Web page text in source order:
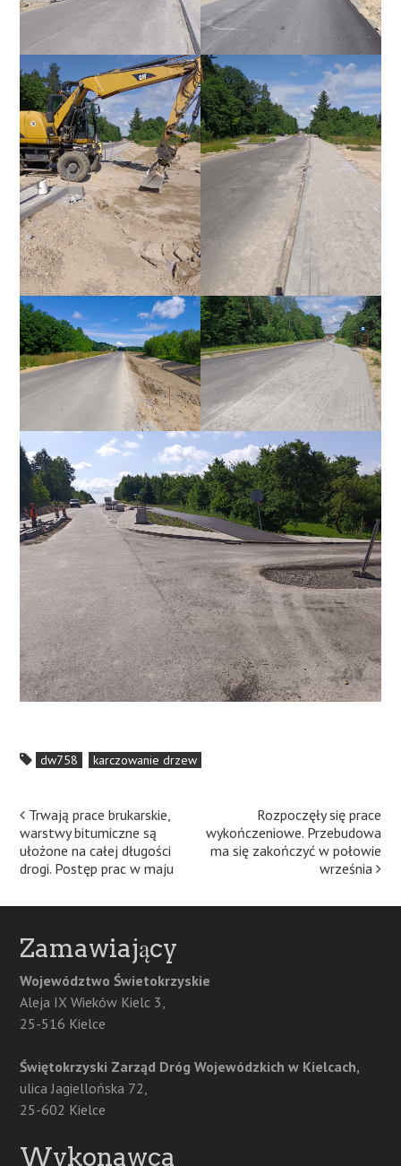
dw758 karczowanie drzew
Post
navigation
Trwają prace brukarskie,
warstwy bitumiczne są
ułożone na całej długości
drogi. Postęp prac w maju
Rozpoczęły się prace
wykończeniowe. Przebudowa
ma się zakończyć w połowie
września
Zamawiający
Województwo Świetokrzyskie
Aleja IX Wieków Kielc 3,
25-516 Kielce
Świętokrzyski Zarząd Dróg Wojewódzkich w Kielcach,
ulica Jagiellońska 72,
25-602 Kielce
Wykonawca